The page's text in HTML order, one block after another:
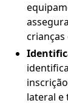
crianças
lateral e